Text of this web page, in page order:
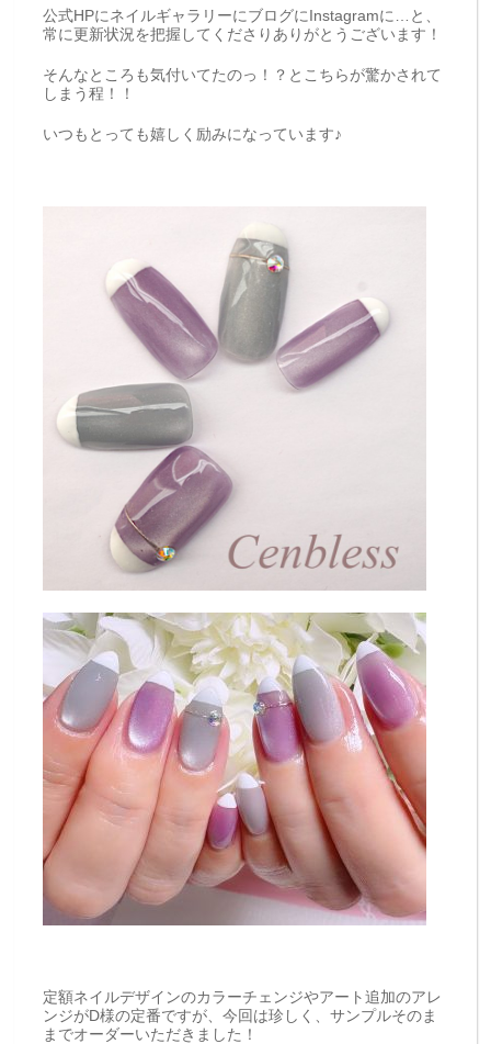
公式HPにネイルギャラリーにブログにInstagramに…と、
常に更新状況を把握してくださりありがとうございます！
そんなところも気付いてたのっ！？とこちらが驚かされて
しまう程！！
いつもとっても嬉しく励みになっています♪
定額ネイルデザインのカラーチェンジやアート追加のアレ
ンジがD様の定番ですが、今回は珍しく、サンプルそのま
までオーダーいただきました！